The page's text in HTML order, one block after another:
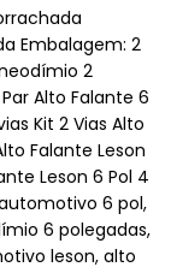
Embalagem: 2
2
Alto Falante 6
Kit 2 Vias Alto
Falante Leson
Leson 6 Pol 4
6 pol,
6 polegadas,
leson, alto